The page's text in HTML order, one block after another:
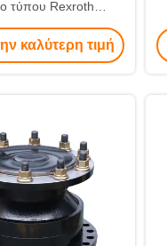
τύπου Rexroth
κινητήρας MCR
50 Υδραυλικός
καλύτερη τιμή